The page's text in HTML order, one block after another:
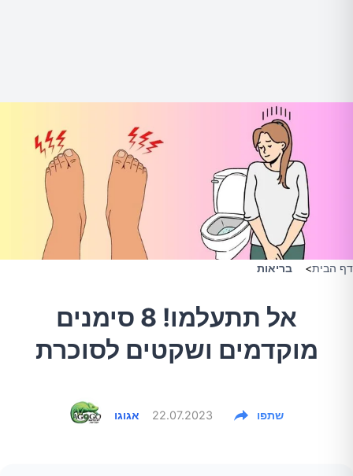
דף הבית> בריאות
אל תתעלמו! 8 סימנים
מוקדמים ושקטים לסוכרת
אגוגו 22.07.2023 שתפו